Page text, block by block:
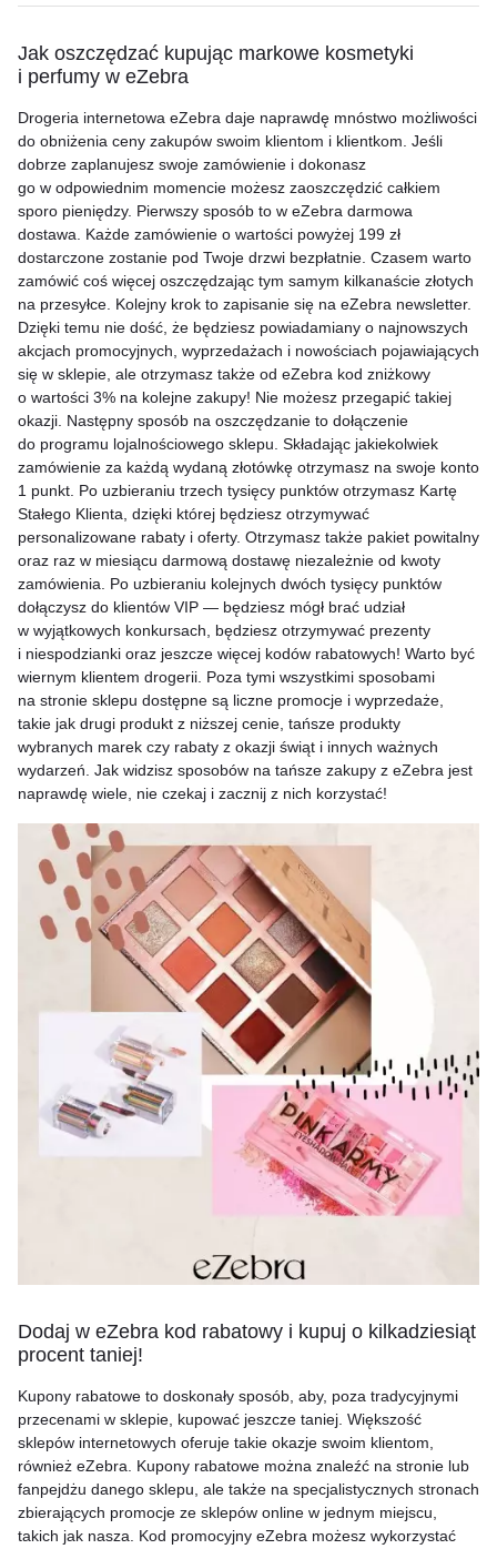
Jak oszczędzać kupując markowe kosmetyki
i perfumy w eZebra
Drogeria internetowa eZebra daje naprawdę mnóstwo możliwości
do obniżenia ceny zakupów swoim klientom i klientkom. Jeśli
dobrze zaplanujesz swoje zamówienie i dokonasz
go w odpowiednim momencie możesz zaoszczędzić całkiem
sporo pieniędzy. Pierwszy sposób to w eZebra darmowa
dostawa. Każde zamówienie o wartości powyżej 199 zł
dostarczone zostanie pod Twoje drzwi bezpłatnie. Czasem warto
zamówić coś więcej oszczędzając tym samym kilkanaście złotych
na przesyłce. Kolejny krok to zapisanie się na eZebra newsletter.
Dzięki temu nie dość, że będziesz powiadamiany o najnowszych
akcjach promocyjnych, wyprzedażach i nowościach pojawiających
się w sklepie, ale otrzymasz także od eZebra kod zniżkowy
o wartości 3% na kolejne zakupy! Nie możesz przegapić takiej
okazji. Następny sposób na oszczędzanie to dołączenie
do programu lojalnościowego sklepu. Składając jakiekolwiek
zamówienie za każdą wydaną złotówkę otrzymasz na swoje konto
1 punkt. Po uzbieraniu trzech tysięcy punktów otrzymasz Kartę
Stałego Klienta, dzięki której będziesz otrzymywać
personalizowane rabaty i oferty. Otrzymasz także pakiet powitalny
oraz raz w miesiącu darmową dostawę niezależnie od kwoty
zamówienia. Po uzbieraniu kolejnych dwóch tysięcy punktów
dołączysz do klientów VIP — będziesz mógł brać udział
w wyjątkowych konkursach, będziesz otrzymywać prezenty
i niespodzianki oraz jeszcze więcej kodów rabatowych! Warto być
wiernym klientem drogerii. Poza tymi wszystkimi sposobami
na stronie sklepu dostępne są liczne promocje i wyprzedaże,
takie jak drugi produkt z niższej cenie, tańsze produkty
wybranych marek czy rabaty z okazji świąt i innych ważnych
wydarzeń. Jak widzisz sposobów na tańsze zakupy z eZebra jest
naprawdę wiele, nie czekaj i zacznij z nich korzystać!
Dodaj w eZebra kod rabatowy i kupuj o kilkadziesiąt
procent taniej!
Kupony rabatowe to doskonały sposób, aby, poza tradycyjnymi
przecenami w sklepie, kupować jeszcze taniej. Większość
sklepów internetowych oferuje takie okazje swoim klientom,
również eZebra. Kupony rabatowe można znaleźć na stronie lub
fanpejdżu danego sklepu, ale także na specjalistycznych stronach
zbierających promocje ze sklepów online w jednym miejscu,
takich jak nasza. Kod promocyjny eZebra możesz wykorzystać